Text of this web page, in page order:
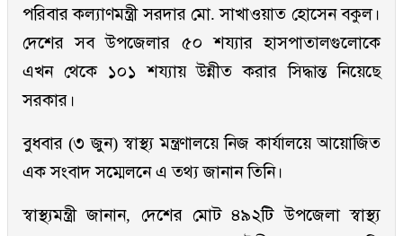
পরিবার কল্যাণমন্ত্রী সরদার মো. সাখাওয়াত হোসেন বকুল।
দেশের সব উপজেলার ৫০ শয্যার হাসপাতালগুলোকে
এখন থেকে ১০১ শয্যায় উন্নীত করার সিদ্ধান্ত নিয়েছে
সরকার।
বুধবার (৩ জুন) স্বাস্থ্য মন্ত্রণালয়ে নিজ কার্যালয়ে আয়োজিত
এক সংবাদ সম্মেলনে এ তথ্য জানান তিনি।
স্বাস্থ্যমন্ত্রী জানান, দেশের মোট ৪৯২টি উপজেলা স্বাস্থ্য